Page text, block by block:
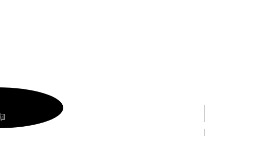
вижте
всички